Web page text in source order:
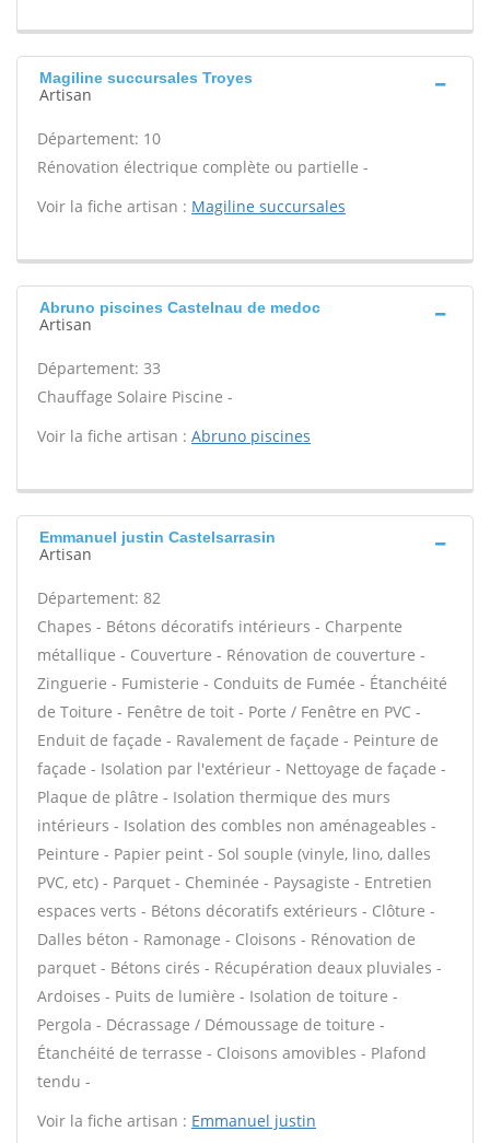
Magiline succursales Troyes
Artisan
Département: 10
Rénovation électrique complète ou partielle -
Voir la fiche artisan : Magiline succursales
Abruno piscines Castelnau de medoc
Artisan
Département: 33
Chauffage Solaire Piscine -
Voir la fiche artisan : Abruno piscines
Emmanuel justin Castelsarrasin
Artisan
Département: 82
Chapes - Bétons décoratifs intérieurs - Charpente
métallique - Couverture - Rénovation de couverture -
Zinguerie - Fumisterie - Conduits de Fumée - Étanchéité
de Toiture - Fenêtre de toit - Porte / Fenêtre en PVC -
Enduit de façade - Ravalement de façade - Peinture de
façade - Isolation par l'extérieur - Nettoyage de façade -
Plaque de plâtre - Isolation thermique des murs
intérieurs - Isolation des combles non aménageables -
Peinture - Papier peint - Sol souple (vinyle, lino, dalles
PVC, etc) - Parquet - Cheminée - Paysagiste - Entretien
espaces verts - Bétons décoratifs extérieurs - Clôture -
Dalles béton - Ramonage - Cloisons - Rénovation de
parquet - Bétons cirés - Récupération deaux pluviales -
Ardoises - Puits de lumière - Isolation de toiture -
Pergola - Décrassage / Démoussage de toiture -
Étanchéité de terrasse - Cloisons amovibles - Plafond
tendu -
Voir la fiche artisan : Emmanuel justin